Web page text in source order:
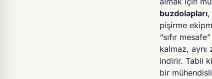
buzdolapları,
pişirme
“sıfır
kalmaz,
indirir. Tabii
bir